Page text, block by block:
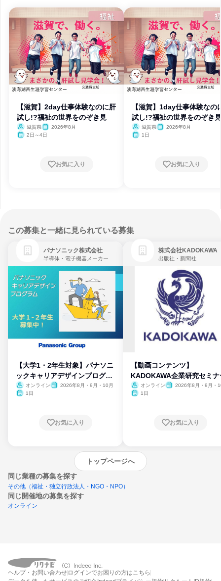
【滋賀】2day仕事体験なのに肝
試し!?福祉の世界をのぞき見
滋賀県
2026年8月
2日～4日
お気に入り
【滋賀】1day仕事体験なの
試し!?福祉の世界をのぞき見
滋賀県
2026年8月
1日
お気に入り
この募集と一緒に見られている募集
パナソニック株式会社
半導体・電子機器メーカー
【大学1・2年生対象】パナソニ
ックキャリアデザインプログラ
ム
オンライン
2026年8月・9月・10月
1日
お気に入り
株式会社KADOKAWA
出版社・新聞社
【動画コンテンツ】
KADOKAWA企業研究セミナ
オンライン
2026年8月・9月・
1日
お気に入り
トップページへ
同じ業種の募集を探す
その他（福祉・独立行政法人・NGO・NPO）
同じ開催地の募集を探す
オンライン
エントリーするとプログラムの詳細案内を
受け取れるようになります
ヘルプ・お問い合わせ ログインでお困りの方はこちら